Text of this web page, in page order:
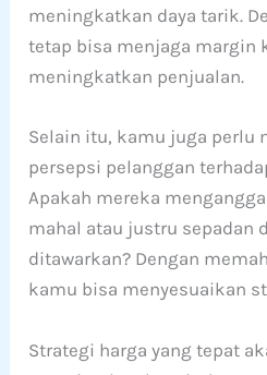
meningkatkan daya tarik.
tetap bisa menjaga margin
meningkatkan penjualan.
Selain itu, kamu juga perlu
persepsi pelanggan
Apakah mereka
mahal atau justru sepadan
ditawarkan? Dengan
kamu bisa menyesuaikan
Strategi harga yang tepat